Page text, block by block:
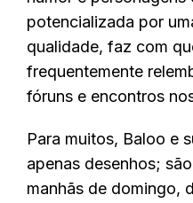
potencializada por
qualidade, faz com
frequentemente
fóruns e encontros
Para muitos, Baloo e
apenas desenhos;
manhãs de domingo,